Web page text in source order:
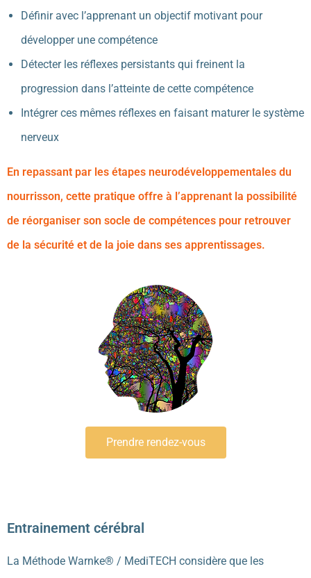
Définir avec l’apprenant un objectif motivant pour
développer une compétence
Détecter les réflexes persistants qui freinent la
progression dans l’atteinte de cette compétence
Intégrer ces mêmes réflexes en faisant maturer le système
nerveux
En repassant par les étapes neurodéveloppementales du
nourrisson, cette pratique offre à l’apprenant la possibilité
de réorganiser son socle de compétences pour retrouver
de la sécurité et de la joie dans ses apprentissages.
Prendre rendez-vous
Entrainement cérébral
La Méthode Warnke® / MediTECH considère que les